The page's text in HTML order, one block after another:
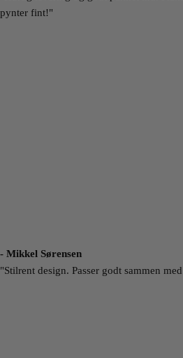
pynter fint!"
- Mikkel Sørensen
"Stilrent design. Passer godt sammen